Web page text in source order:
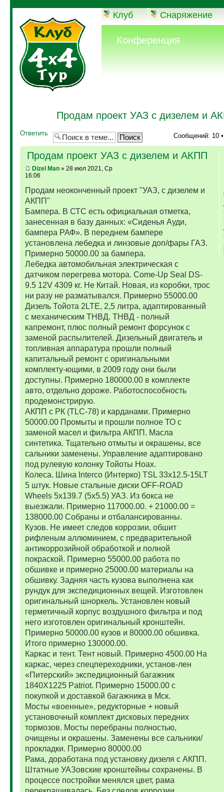
Клуб Снаряжение
Конференция
Продам проект УАЗ с дизелем и
Ответить Сообщений: 10
Продам проект УАЗ с дизелем и АКПП
Dizel Man» 28 июл 2021, Ср
16:06
Продам неоконченный проект "УАЗ, с дизелем и
АКПП"
Бампера. В СТС есть официальная отметка,
занесенная в базу данных: «Сиденья Ауди,
бампера РАФ». В переднем бампере
установлена лебедка и линзовые доп/фары ГАЗ.
Примерно 50000.00 за бампера.
Лебедка автомобильная электрическая с
датчиком перегрева мотора. Come-Up Seal DS-
9.5 12V 4309 кг. Не Китай. Новая, из коробки, трос
ни разу не разматывался. Примерно 55000.00
Дизель Тойота 2LTE, 2,5 литра, адаптированный
с механическим ТНВД. ТНВД - полный
капремонт, плюс полный ремонт форсунок с
заменой распылителей. Дизельный двигатель и
топливная аппаратура прошли полный
капитальный ремонт с оригинальными
комплекту-ющими, в 2009 году они были
доступны. Примерно 180000.00 в комплекте
авто, отдельно дороже. Работоспособность
продемонстрирую.
АКПП с РК (TLC-78) и карданами. Примерно
50000.00 Промыты и прошли полное ТО с
заменой масел и фильтра АКПП. Масла
синтетика. Тщательно отмыты и окрашены, все
сальники заменены. Управление адаптировано
под рулевую колонку Тойоты Ноах.
Колеса. Шина Interco (Интерко) TSL 33x12.5-15LT
5 штук. Новые стальные диски OFF-ROAD
Wheels 5x139.7 (5x5.5) УАЗ. Из бокса не
выезжали. Примерно 117000.00. + 21000.00 =
138000.00 Собраны и отбалансированны.
Кузов. Не имеет следов коррозии, обшит
рифленым аллюминием, с предварительной
антикоррозийной обработкой и полной
покраской. Примерно 55000.00 работа по
обшивке и примерно 25000.00 материалы на
обшивку. Задняя часть кузова выполнена как
рундук для экспедиционных вещей. Изготовлен
оригинальный шноркель. Установлен новый
герметичный корпус воздушного фильтра и под
него изготовлен оригинальный кронштейн.
Примерно 50000.00 кузов и 80000.00 обшивка.
Итого примерно 130000.00.
Каркас и тент. Тент новый. Примерно 4500.00 На
каркас, через спецпереходники, установ-лен
«Питерский» экспедиционный багажник
1840Х1225 Patriot. Примерно 15000.00 с
покупкой и доставкой багажника в Мск.
Мосты «военные», редукторные + новый
установочный комплект дисковых передних
тормозов. Мосты перебраны полностью,
очищены и окрашены. Заменены все сальники/
прокладки. Примерно 80000.00
Рама, доработана под установку дизеля с АКПП.
Штатные УАЗовские кронштейны сохранены. В
процессе постройки менялся цвет, рама